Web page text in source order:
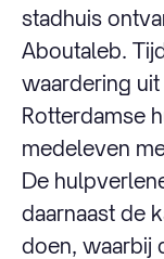
stadhuis
Aboutaleb.
waardering
Rotterdamse
medeleven
De
daarnaast de
doen, waarbij